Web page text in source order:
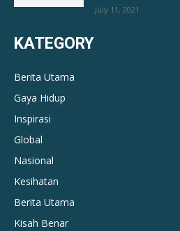
July 11, 2021
KATEGORY
Berita Utama
Gaya Hidup
Inspirasi
Global
Nasional
Kesihatan
Berita Utama
Kisah Benar